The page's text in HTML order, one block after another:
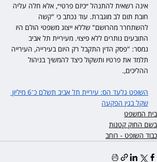
אינה רשאית להתנהל ״כיזם פרטי״, אלא חלה עליה
חובת תום לב מוגברת. עוד נכתב כי "קשה
להשתחרר מהרושם" שללא ייצוג משפטי הולם היו
התובעים נותרים ללא פיצוי. מעיריית תל אביב
נמסר: "פסק הדין התקבל רק היום בעירייה, העירייה
תלמד את פרטיו ותשקול כיצד להמשיך בניהול
ההליכים,.
השופט גלעד הס: עיריית תל אביב תשלם כ־6 מיליון
שקל בגין הפקעה
בית המשפט
בשם החוק קטנות
כבוד השופט - רוחב